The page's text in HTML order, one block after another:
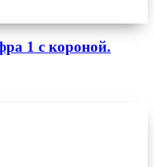
1 с короной.